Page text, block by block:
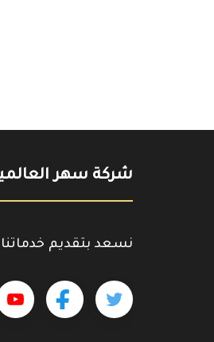
شركة سهر
نسعد بتقديم
تابعنا تابعنا